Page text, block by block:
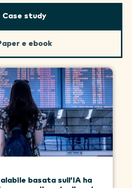
Case study
e ebook
basata sull’IA ha